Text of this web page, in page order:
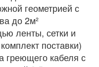
геометрией с
до 2м²
ленты, сетки и
поставки)
греющего кабеля с